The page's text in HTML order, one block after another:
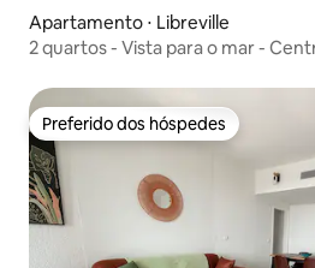
Apartamento ⋅ Libreville
2 quartos - Vista para o mar -
Preferido dos hóspedes
Preferido dos hóspedes